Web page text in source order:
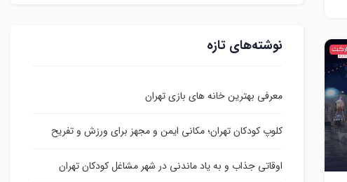
نوشته‌های تازه
معرفی بهترین خانه های بازی تهران
کلوپ کودکان تهران؛ مکانی ایمن و مجهز برای ورزش و تفریح
اوقاتی جذاب و به یاد ماندنی در شهر مشاغل کودکان تهران